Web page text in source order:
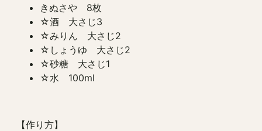
きぬさや 8枚
☆酒 大さじ3
☆みりん 大さじ2
☆しょうゆ 大さじ2
☆砂糖 大さじ1
☆水 100ml
【作り方】